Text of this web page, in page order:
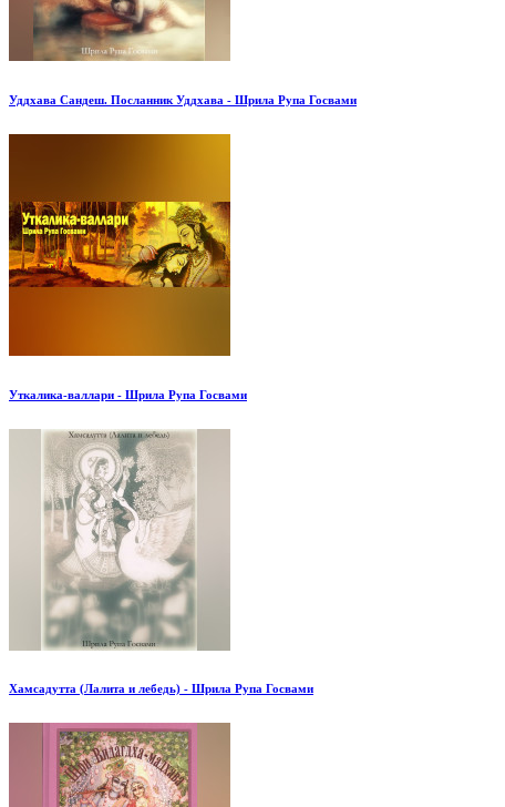
Уддхава Сандеш. Посланник Уддхава - Шрила Рупа Госвами
Уткалика-валлари - Шрила Рупа Госвами
Хамсадутта (Лалита и лебедь) - Шрила Рупа Госвами